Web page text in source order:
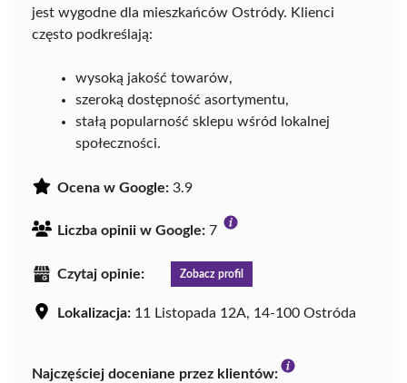
jest wygodne dla mieszkańców Ostródy. Klienci
często podkreślają:
wysoką jakość towarów,
szeroką dostępność asortymentu,
stałą popularność sklepu wśród lokalnej
społeczności.
Ocena w Google: 3.9
Liczba opinii w Google: 7
Czytaj opinie: Zobacz profil
Lokalizacja: 11 Listopada 12A, 14-100 Ostróda
Najczęściej doceniane przez klientów: